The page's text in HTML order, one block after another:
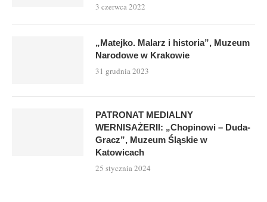
3 czerwca 2022
„Matejko. Malarz i historia”, Muzeum
Narodowe w Krakowie
31 grudnia 2023
PATRONAT MEDIALNY
WERNISAŻERII: „Chopinowi – Duda-
Gracz”, Muzeum Śląskie w
Katowicach
25 stycznia 2024